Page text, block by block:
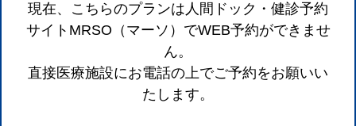
現在、こちらのプランは人間ドック・健診予約
サイトMRSO（マーソ）でWEB予約ができませ
ん。
直接医療施設にお電話の上でご予約をお願いい
たします。